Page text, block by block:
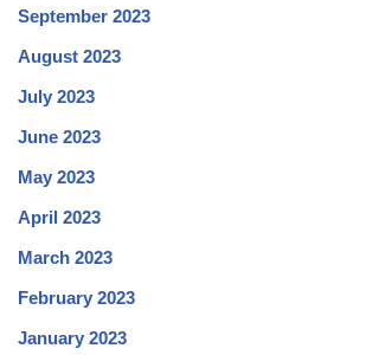
September 2023
August 2023
July 2023
June 2023
May 2023
April 2023
March 2023
February 2023
January 2023